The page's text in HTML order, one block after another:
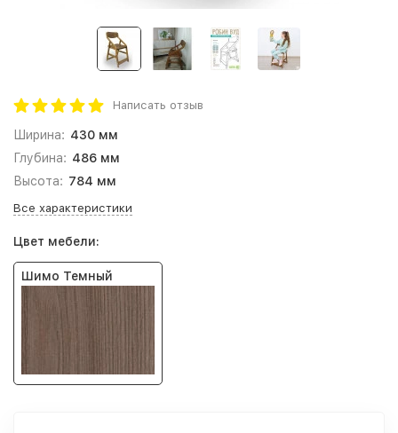
Написать отзыв
Ширина: 430 мм
Глубина: 486 мм
Высота: 784 мм
Все характеристики
Цвет мебели:
Шимо Темный